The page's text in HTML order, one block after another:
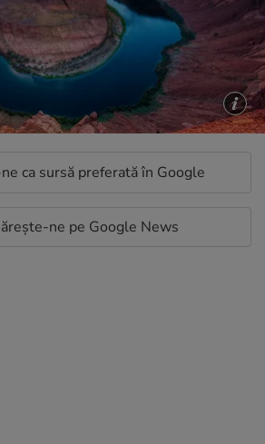
ca sursă preferată în Google
ne pe Google News